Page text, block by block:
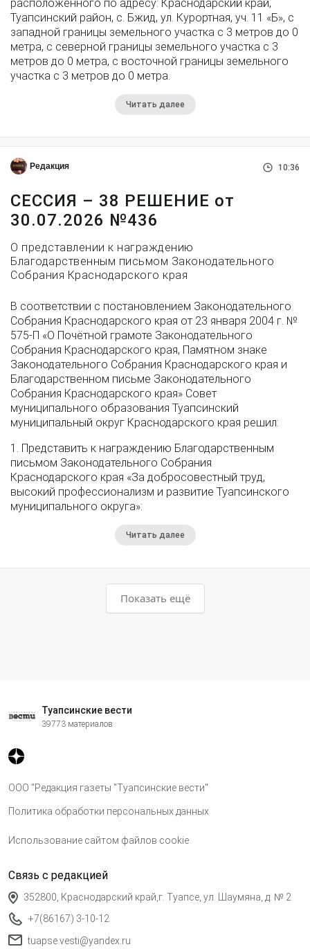
расположенного по адресу: Краснодарский край,
Туапсинский район, с. Бжид, ул. Курортная, уч. 11 «Б», с
западной границы земельного участка с 3 метров до 0
метра, с северной границы земельного участка с 3
метров до 0 метра, с восточной границы земельного
участка с 3 метров до 0 метра.
Читать далее
Редакция 10:36
СЕССИЯ – 38 РЕШЕНИЕ от
30.07.2026 №436
О представлении к награждению
Благодарственным письмом Законодательного
Собрания Краснодарского края
В соответствии с постановлением Законодательного
Собрания Краснодарского края от 23 января 2004 г. №
575-П «О Почётной грамоте Законодательного
Собрания Краснодарского края, Памятном знаке
Законодательного Собрания Краснодарского края и
Благодарственном письме Законодательного
Собрания Краснодарского края» Совет
муниципального образования Туапсинский
муниципальный округ Краснодарского края решил:
1. Представить к награждению Благодарственным
письмом Законодательного Собрания
Краснодарского края «За добросовестный труд,
высокий профессионализм и развитие Туапсинского
муниципального округа»:
Читать далее
Показать ещё
Туапсинские вести
39773 материалов
ООО "Редакция газеты "Туапсинские вести"
Политика обработки персональных данных
Использование сайтом файлов cookie
Связь с редакцией
352800, Краснодарский край,г. Туапсе, ул. Шаумяна, д. № 2
+7(86167) 3-10-12
tuapse.vesti@yandex.ru